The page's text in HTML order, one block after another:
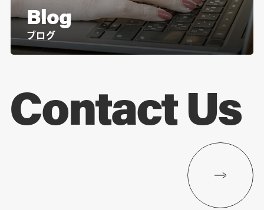
Blog
ブログ
Contact Us